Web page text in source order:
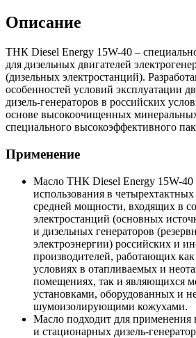
Описание
ТНК Diesel Energy 15W-40 –
для дизельных двигателей
(дизельных электростанций).
особенностей условий эксплуатации
дизель-генераторов в российских
основе высокоочищенных
специального высокоэффективного
Применение
Масло ТНК Diesel Energy 15W-40
использования в
средней мощности, входящих в
электростанций (основных
и дизельных генераторов
электроэнергии) российских и
производителей, работающих
условиях в отапливаемых и
помещениях, так и являющихся
установками, оборудованных и
шумоизолирующими кожухами.
Масло подходит для
и стационарных дизель-